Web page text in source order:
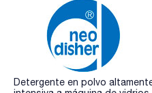
Detergente en polvo